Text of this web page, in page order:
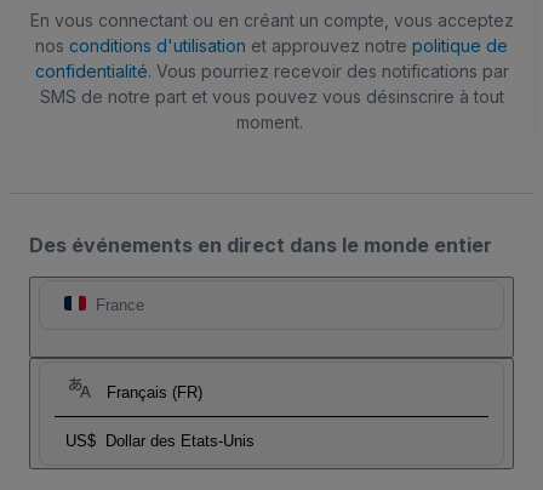
En vous connectant ou en créant un compte, vous acceptez
nos conditions d'utilisation et approuvez notre politique de
confidentialité. Vous pourriez recevoir des notifications par
SMS de notre part et vous pouvez vous désinscrire à tout
moment.
Des événements en direct dans le monde entier
France
Français (FR)
US$ Dollar des Etats-Unis